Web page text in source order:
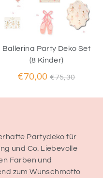
Ballerina Party Deko Set
(8 Kinder)
€70,00 Normaler
€75,30
Partydeko für
und Co. Liebevolle
Farben und
zum Wunschmotto